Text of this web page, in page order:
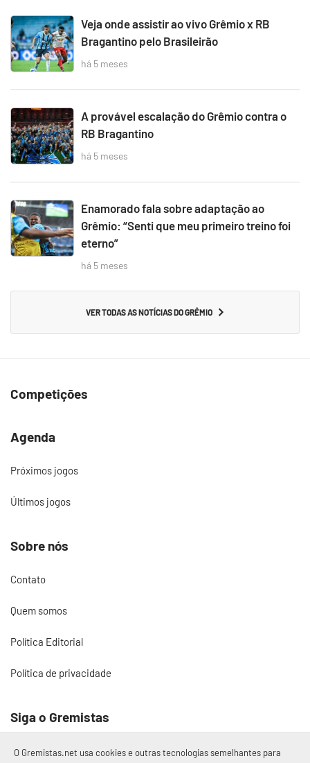
Veja onde assistir ao vivo Grêmio x RB
Bragantino pelo Brasileirão
há 5 meses
A provável escalação do Grêmio contra o
RB Bragantino
há 5 meses
Enamorado fala sobre adaptação ao
Grêmio: “Senti que meu primeiro treino foi
eterno”
há 5 meses
VER TODAS AS NOTÍCIAS DO GRÊMIO
Competições
Agenda
Próximos jogos
Últimos jogos
Sobre nós
Contato
Quem somos
Política Editorial
Política de privacidade
Siga o Gremistas
O Gremistas.net usa cookies e outras tecnologias semelhantes para